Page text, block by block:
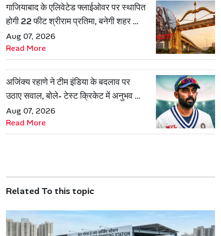
गाजियाबाद के एलिवेटेड फ्लाईओवर पर स्थापित
होगी 22 फीट श्रीराम प्रतिमा, बनेगी शहर की
नई पहचान
Aug 07, 2026
Read More
अजिंक्य रहाणे ने टीम इंडिया के बदलाव पर
उठाए सवाल, बोले- टेस्ट क्रिकेट में अनुभव की
जरूरत हमेशा रहेगी
Aug 07, 2026
Read More
Related To this topic